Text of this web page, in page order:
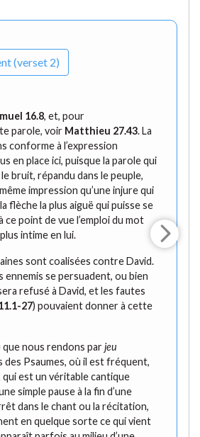
(verset 2)
16.8, et, pour
parole, voir Matthieu 27.43. La
conforme à l’expression
en place ici, puisque la parole qui
bruit, répandu dans le peuple,
impression qu’une injure qui
flèche la plus aiguë qui puisse se
point de vue l’emploi du mot
intime en lui.
sont coalisées contre David.
ennemis se persuadent, ou bien
refusé à David, et les fautes
27) pouvaient donner à cette
nous rendons parjeu
des Psaumes, où il est fréquent,
qui est un véritable cantique
simple pause à la fin d’une
dans le chant ou la récitation,
en quelque sorte ce qui vient